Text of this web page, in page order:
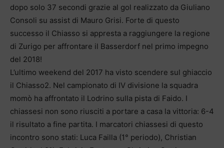
dopo solo 37 secondi grazie al gol realizzato da Giuliano
Consoli su assist di Mauro Grisi. Forte di questo
successo il Chiasso si appresta a raggiungere la regione
di Zurigo per affrontare il Basserdorf nel primo impegno
del 2018!
L’ultimo weekend del 2017 ha visto scendere sul ghiaccio
il Chiasso2. Nel campionato di IV divisione la squadra
momò ha affrontato il Lodrino sulla pista di Faido. I
chiassesi non sono riusciti a portare a casa la vittoria: 6-4
il risultato a fine partita. I marcatori chiassesi di questo
incontro sono stati: Luca Failla (1° periodo), Christian